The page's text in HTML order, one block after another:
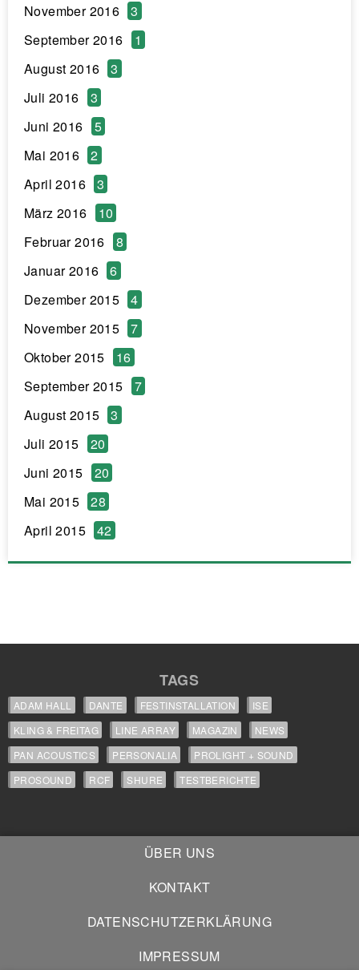
November 2016
3
September 2016
1
August 2016
3
Juli 2016
3
Juni 2016
5
Mai 2016
2
April 2016
3
März 2016
10
Februar 2016
8
Januar 2016
6
Dezember 2015
4
November 2015
7
Oktober 2015
16
September 2015
7
August 2015
3
Juli 2015
20
Juni 2015
20
Mai 2015
28
April 2015
42
TAGS
ADAM HALL DANTE FESTINSTALLATION
ISE
KLING & FREITAG
LINE ARRAY MAGAZIN
NEWS
PAN ACOUSTICS
PERSONALIA
PROLIGHT + SOUND
PROSOUND
RCF SHURE TESTBERICHTE
ÜBER UNS
KONTAKT
DATENSCHUTZERKLÄRUNG
IMPRESSUM